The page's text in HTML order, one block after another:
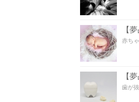
【
赤ち
【
歯が